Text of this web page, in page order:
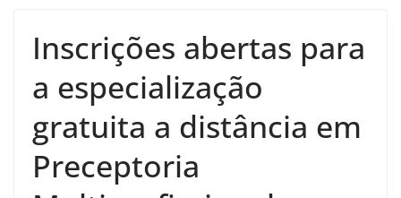
Inscrições abertas para
a especialização
gratuita a distância em
Preceptoria